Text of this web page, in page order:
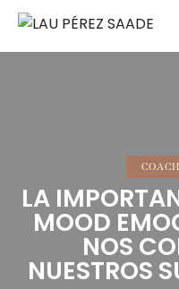
LA
MOOD
NOS
NUESTROS